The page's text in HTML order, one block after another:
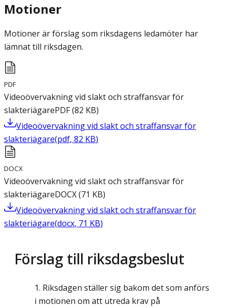
Motioner
Motioner är förslag som riksdagens ledamöter har
lämnat till riksdagen.
PDF
Videoövervakning vid slakt och straffansvar för
slakteriägarePDF(82 KB)
Videoövervakning vid slakt och straffansvar för
slakteriägare(pdf, 82 KB)
DOCX
Videoövervakning vid slakt och straffansvar för
slakteriägareDOCX(71 KB)
Videoövervakning vid slakt och straffansvar för
slakteriägare(docx, 71 KB)
Förslag till riksdagsbeslut
Riksdagen ställer sig bakom det som anförs
i motionen om att utreda krav på